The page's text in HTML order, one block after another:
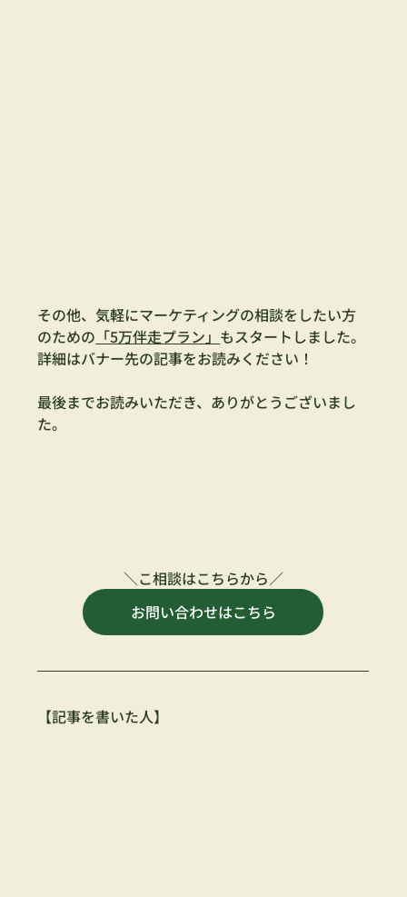
その他、気軽にマーケティングの相談をしたい方
のための 「5万伴走プラン」 もスタートしました。
詳細はバナー先の記事をお読みください！
最後までお読みいただき、ありがとうございまし
た。
＼こ相談はこちらから／
お問い合わせはこちら
【記事を書いた人】